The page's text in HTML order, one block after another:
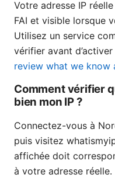
Votre adresse IP
FAI et visible lorsque
Utilisez un service
vérifier avant d’activer
review what we know
Comment vérifier
bien mon IP ?
Connectez-vous à
puis visitez
affichée doit
à votre adresse réelle.